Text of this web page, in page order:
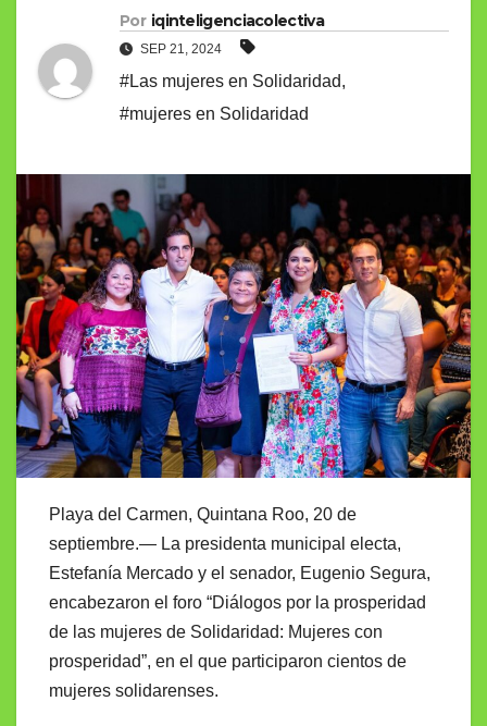
Por iqinteligenciacolectiva
SEP 21, 2024
#Las mujeres en Solidaridad,
#mujeres en Solidaridad
Playa del Carmen, Quintana Roo, 20 de
septiembre.— La presidenta municipal electa,
Estefanía Mercado y el senador, Eugenio Segura,
encabezaron el foro “Diálogos por la prosperidad
de las mujeres de Solidaridad: Mujeres con
prosperidad”, en el que participaron cientos de
mujeres solidarenses.